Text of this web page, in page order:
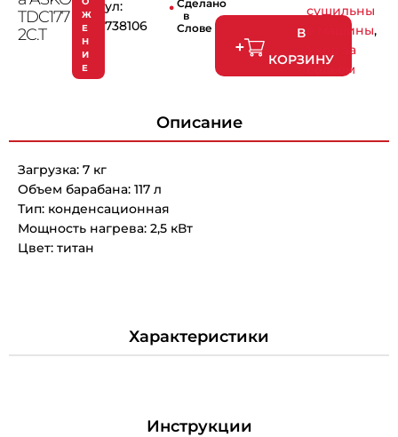
TDC177
2C.T
Ж
Е
Н
И
Е
ул:
738106
Сделано
в
Словении
В
КОРЗИНУ
сушильны
е машины,
Уход за
бельем
Описание
Характеристики
Инструкции
Загрузка: 7 кг
Объем барабана: 117 л
Тип: конденсационная
Мощность нагрева: 2,5 кВт
Цвет: титан